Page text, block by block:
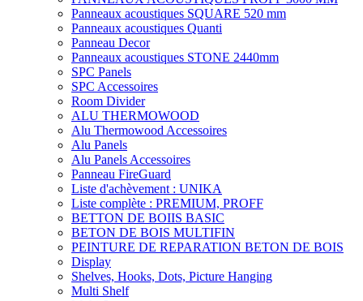
Panneaux acoustiques SQUARE 520 mm
Panneaux acoustiques Quanti
Panneau Decor
Panneaux acoustiques STONE 2440mm
SPC Panels
SPC Accessoires
Room Divider
ALU THERMOWOOD
Alu Thermowood Accessoires
Alu Panels
Alu Panels Accessoires
Panneau FireGuard
Liste d'achèvement : UNIKA
Liste complète : PREMIUM, PROFF
BETTON DE BOIIS BASIC
BETON DE BOIS MULTIFIN
PEINTURE DE REPARATION BETON DE BOIS
Display
Shelves, Hooks, Dots, Picture Hanging
Multi Shelf